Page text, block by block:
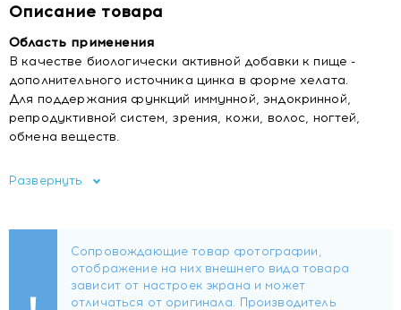
Описание товара
Область применения
В качестве биологически активной добавки к пище -
дополнительного источника цинка в форме хелата.
Для поддержания функций иммунной, эндокринной,
репродуктивной систем, зрения, кожи, волос, ногтей,
обмена веществ.
Состав
(аминокислотный хелат цинка Albion™), агент
антислеживающий магниевые соли жирных кислот;
капсула желатин.
Форма выпуска
Развернуть